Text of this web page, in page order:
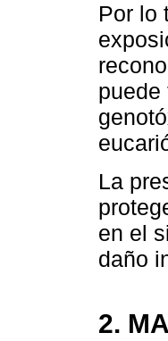
Por lo
puede
La
en el
daño
2.